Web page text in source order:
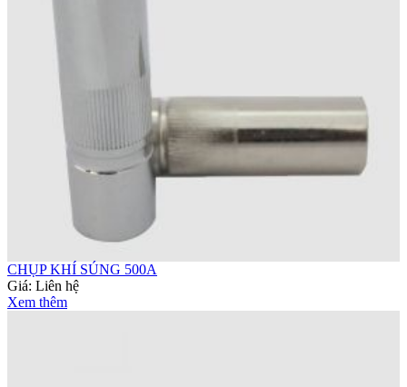
CHỤP KHÍ SÚNG 500A
Giá: Liên hệ
Xem thêm